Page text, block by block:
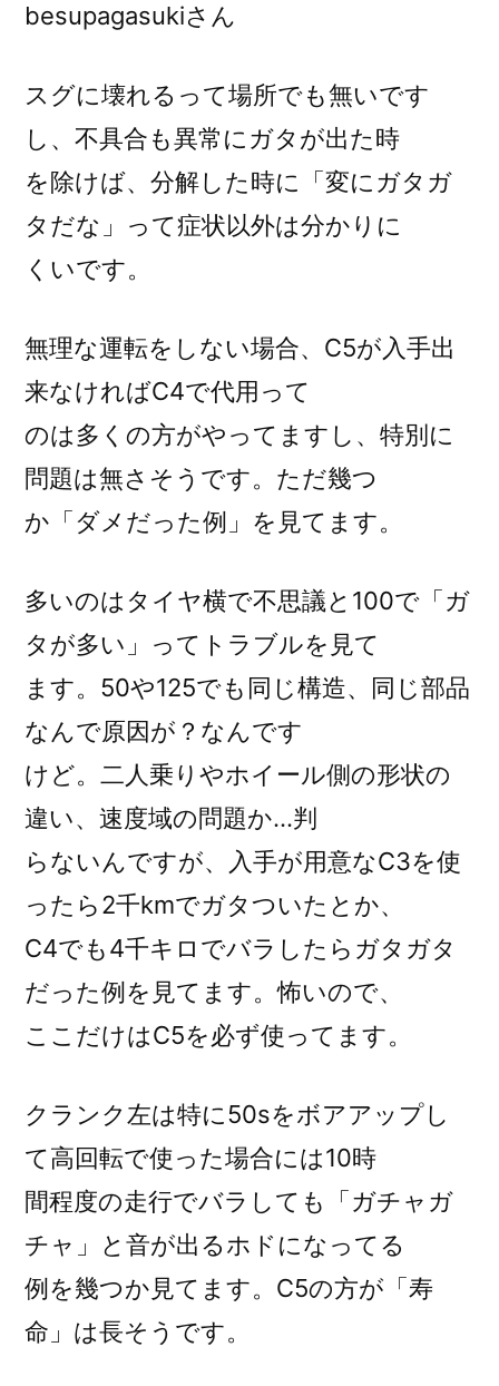
besupagasukiさん
スグに壊れるって場所でも無いです
し、不具合も異常にガタが出た時
を除けば、分解した時に「変にガタガ
タだな」って症状以外は分かりに
くいです。
無理な運転をしない場合、C5が入手出
来なければC4で代用って
のは多くの方がやってますし、特別に
問題は無さそうです。ただ幾つ
か「ダメだった例」を見てます。
多いのはタイヤ横で不思議と100で「ガ
タが多い」ってトラブルを見て
ます。50や125でも同じ構造、同じ部品
なんで原因が？なんです
けど。二人乗りやホイール側の形状の
違い、速度域の問題か…判
らないんですが、入手が用意なC3を使
ったら2千kmでガタついたとか、
C4でも4千キロでバラしたらガタガタ
だった例を見てます。怖いので、
ここだけはC5を必ず使ってます。
クランク左は特に50sをボアアップし
て高回転で使った場合には10時
間程度の走行でバラしても「ガチャガ
チャ」と音が出るホドになってる
例を幾つか見てます。C5の方が「寿
命」は長そうです。